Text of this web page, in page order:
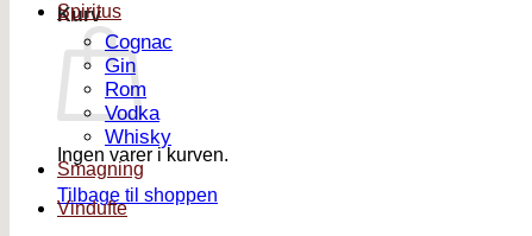
Kurv
Ingen varer i kurven.
Tilbage til shoppen
Spiritus
Cognac
Gin
Rom
Vodka
Whisky
Smagning
Vindufte